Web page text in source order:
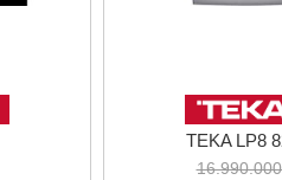
TEKA LP8